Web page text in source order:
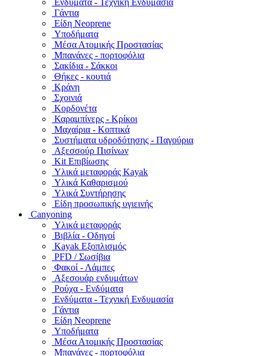
Ενδύματα - Τεχνική Ενδυμασία
Γάντια
Είδη Neoprene
Υποδήματα
Μέσα Ατομικής Προστασίας
Μπανάνες - πορτοφόλια
Σακίδια - Σάκκοι
Θήκες - κουτιά
Κράνη
Σχοινιά
Κορδονέτα
Καραμπίνερς - Κρίκοι
Μαχαίρια - Κοπτικά
Συστήματα υδροδότησης - Παγούρια
Αξεσσούρ Πισίνων
Kit Επιβίωσης
Υλικά μεταφοράς Kayak
Υλικά Καθαρισμού
Υλικά Συντήρησης
Είδη προσωπικής υγιεινής
Canyoning
Υλικά μεταφοράς
Βιβλία - Οδηγοί
Kayak Εξοπλισμός
PFD / Σωσίβια
Φακοί - Λάμπες
Αξεσουάρ ενδυμάτων
Ρούχα - Ενδύματα
Ενδύματα - Τεχνική Ενδυμασία
Γάντια
Είδη Neoprene
Υποδήματα
Μέσα Ατομικής Προστασίας
Μπανάνες - πορτοφόλια